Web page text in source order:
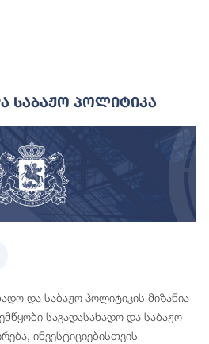
Საბაჟო Პოლიტიკა
და საბაჟო პოლიტიკის მიზანია
საგადასახადო და საბაჟო
ინვესტიციებისთვის